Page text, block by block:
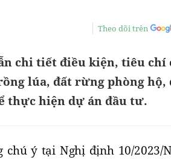
Theo dõi trên
chi tiết điều kiện, tiêu chí
lúa, đất rừng phòng hộ,
thực hiện dự án đầu tư.
ý tại Nghị định 10/2023/